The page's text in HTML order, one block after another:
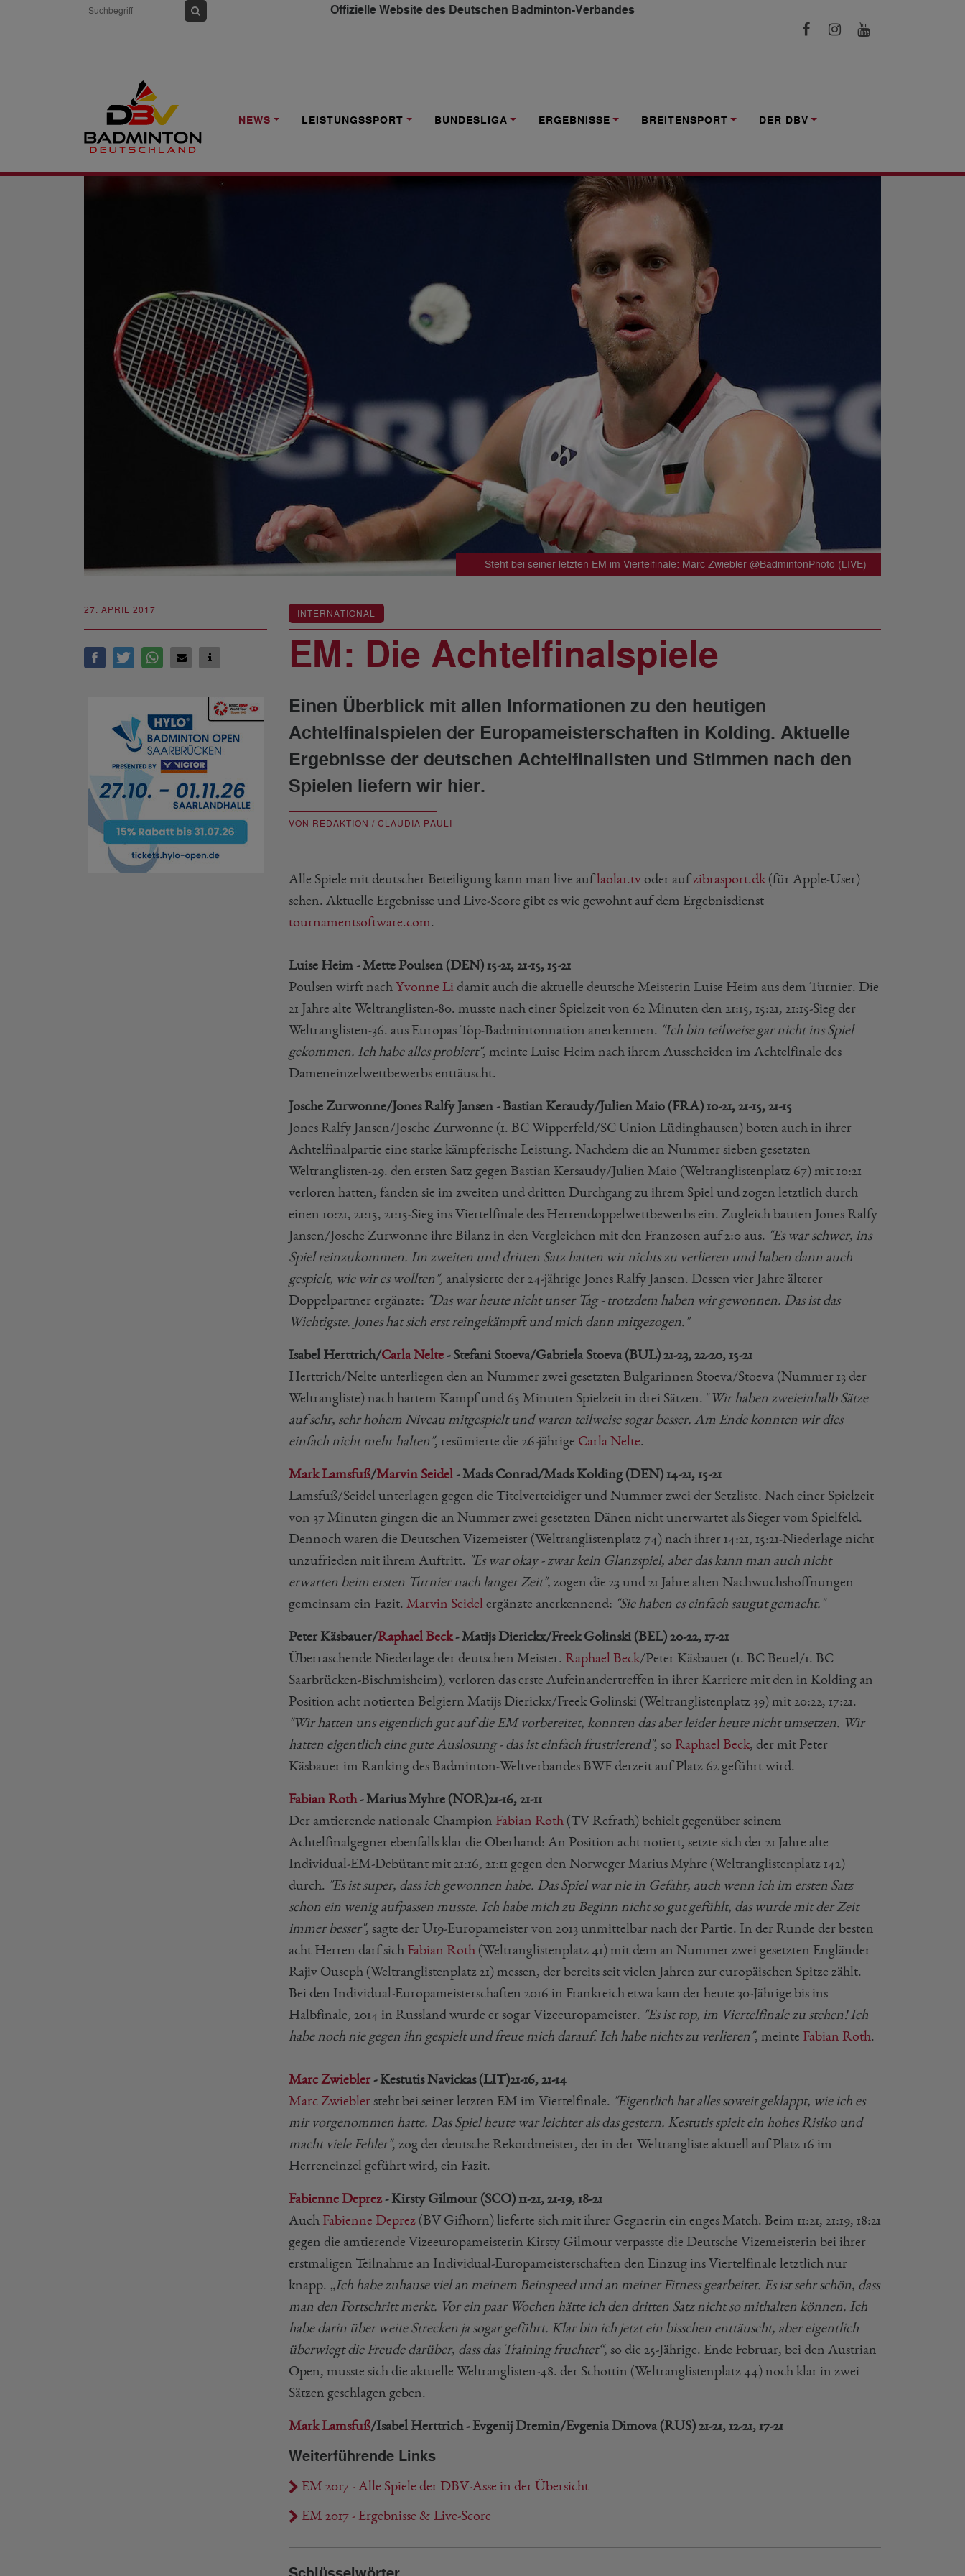
Offizielle Website des Deutschen Badminton-Verbandes
NEWS LEISTUNGSSPORT BUNDESLIGA ERGEBNISSE BREITENSPORT DER DBV
NEWS
Steht bei seiner letzten EM im Viertelfinale: Marc Zwiebler @BadmintonPhoto (LIVE)
27. APRIL 2017 INTERNATIONAL
EM: Die Achtelfinalspiele
Einen Überblick mit allen Informationen zu den heutigen
Achtelfinalspielen der Europameisterschaften in Kolding. Aktuelle
Ergebnisse der deutschen Achtelfinalisten und Stimmen nach den
Spielen liefern wir hier.
VON REDAKTION / CLAUDIA PAULI
Alle Spiele mit deutscher Beteiligung kann man live auflaola1.tv oder aufzibrasport.dk (für Apple-User)
sehen. Aktuelle Ergebnisse und Live-Score gibt es wie gewohnt auf dem Ergebnisdienst
tournamentsoftware.com.
Luise Heim - Mette Poulsen (DEN) 15-21, 21-15, 15-21
Poulsen wirft nach Yvonne Li damit auch die aktuelle deutsche Meisterin Luise Heim aus dem Turnier. Die
21 Jahre alte Weltranglisten-80. musste nach einer Spielzeit von 62 Minuten den 21:15, 15:21, 21:15-Sieg der
Weltranglisten-36. aus Europas Top-Badmintonnation anerkennen. "Ich bin teilweise gar nicht ins Spiel
gekommen. Ich habe alles probiert", meinte Luise Heim nach ihrem Ausscheiden im Achtelfinale des
Dameneinzelwettbewerbs enttäuscht.
Josche Zurwonne/Jones Ralfy Jansen - Bastian Keraudy/Julien Maio (FRA) 10-21, 21-15, 21-15
Jones Ralfy Jansen/Josche Zurwonne (1. BC Wipperfeld/SC Union Lüdinghausen) boten auch in ihrer
Achtelfinalpartie eine starke kämpferische Leistung. Nachdem die an Nummer sieben gesetzten
Weltranglisten-29. den ersten Satz gegen Bastian Kersaudy/Julien Maio (Weltranglistenplatz 67) mit 10:21
verloren hatten, fanden sie im zweiten und dritten Durchgang zu ihrem Spiel und zogen letztlich durch
einen 10:21, 21:15, 21:15-Sieg ins Viertelfinale des Herrendoppelwettbewerbs ein. Zugleich bauten Jones Ralfy
Jansen/Josche Zurwonne ihre Bilanz in den Vergleichen mit den Franzosen auf 2:0 aus. "Es war schwer, ins
Spiel reinzukommen. Im zweiten und dritten Satz hatten wir nichts zu verlieren und haben dann auch
gespielt, wie wir es wollten", analysierte der 24-jährige Jones Ralfy Jansen. Dessen vier Jahre älterer
Doppelpartner ergänzte: "Das war heute nicht unser Tag - trotzdem haben wir gewonnen. Das ist das
Wichtigste. Jones hat sich erst reingekämpft und mich dann mitgezogen."
Isabel Herttrich/Carla Nelte - Stefani Stoeva/Gabriela Stoeva (BUL) 21-23, 22-20, 15-21
Herttrich/Nelte unterliegen den an Nummer zwei gesetzten Bulgarinnen Stoeva/Stoeva (Nummer 13 der
Weltrangliste) nach hartem Kampf und 65 Minuten Spielzeit in drei Sätzen. "Wir haben zweieinhalb Sätze
auf sehr, sehr hohem Niveau mitgespielt und waren teilweise sogar besser. Am Ende konnten wir dies
einfach nicht mehr halten", resümierte die 26-jährige Carla Nelte.
Mark Lamsfuß/Marvin Seidel - Mads Conrad/Mads Kolding (DEN) 14-21, 15-21
Lamsfuß/Seidel unterlagen gegen die Titelverteidiger und Nummer zwei der Setzliste. Nach einer Spielzeit
von 37 Minuten gingen die an Nummer zwei gesetzten Dänen nicht unerwartet als Sieger vom Spielfeld.
Dennoch waren die Deutschen Vizemeister (Weltranglistenplatz 74) nach ihrer 14:21, 15:21-Niederlage nicht
unzufrieden mit ihrem Auftritt. "Es war okay - zwar kein Glanzspiel, aber das kann man auch nicht
erwarten beim ersten Turnier nach langer Zeit", zogen die 23 und 21 Jahre alten Nachwuchshoffnungen
gemeinsam ein Fazit. Marvin Seidel ergänzte anerkennend: "Sie haben es einfach saugut gemacht."
Peter Käsbauer/Raphael Beck- Matijs Dierickx/Freek Golinski (BEL) 20-22, 17-21
Überraschende Niederlage der deutschen Meister. Raphael Beck/Peter Käsbauer (1. BC Beuel/1. BC
Saarbrücken-Bischmisheim), verloren das erste Aufeinandertreffen in ihrer Karriere mit den in Kolding an
Position acht notierten Belgiern Matijs Dierickx/Freek Golinski (Weltranglistenplatz 39) mit 20:22, 17:21.
"Wir hatten uns eigentlich gut auf die EM vorbereitet, konnten das aber leider heute nicht umsetzen. Wir
hatten eigentlich eine gute Auslosung - das ist einfach frustrierend", so Raphael Beck, der mit Peter
Käsbauer im Ranking des Badminton-Weltverbandes BWF derzeit auf Platz 62 geführt wird.
Fabian Roth- Marius Myhre (NOR)21-16, 21-11
Der amtierende nationale Champion Fabian Roth (TV Refrath) behielt gegenüber seinem
Achtelfinalgegner ebenfalls klar die Oberhand: An Position acht notiert, setzte sich der 21 Jahre alte
Individual-EM-Debütant mit 21:16, 21:11 gegen den Norweger Marius Myhre (Weltranglistenplatz 142)
durch. "Es ist super, dass ich gewonnen habe. Das Spiel war nie in Gefahr, auch wenn ich im ersten Satz
schon ein wenig aufpassen musste. Ich habe mich zu Beginn nicht so gut gefühlt, das wurde mit der Zeit
immer besser", sagte der U19-Europameister von 2013 unmittelbar nach der Partie. In der Runde der besten
acht Herren darf sich Fabian Roth (Weltranglistenplatz 41) mit dem an Nummer zwei gesetzten Engländer
Rajiv Ouseph (Weltranglistenplatz 21) messen, der bereits seit vielen Jahren zur europäischen Spitze zählt.
Bei den Individual-Europameisterschaften 2016 in Frankreich etwa kam der heute 30-Jährige bis ins
Halbfinale, 2014 in Russland wurde er sogar Vizeeuropameister. "Es ist top, im Viertelfinale zu stehen! Ich
habe noch nie gegen ihn gespielt und freue mich darauf. Ich habe nichts zu verlieren", meinte Fabian Roth.
Marc Zwiebler - Kestutis Navickas (LIT)21-16, 21-14
Marc Zwiebler steht bei seiner letzten EM im Viertelfinale. "Eigentlich hat alles soweit geklappt, wie ich es
mir vorgenommen hatte. Das Spiel heute war leichter als das gestern. Kestutis spielt ein hohes Risiko und
macht viele Fehler", zog der deutsche Rekordmeister, der in der Weltrangliste aktuell auf Platz 16 im
Herreneinzel geführt wird, ein Fazit.
Fabienne Deprez - Kirsty Gilmour (SCO) 11-21, 21-19, 18-21
Auch Fabienne Deprez (BV Gifhorn) lieferte sich mit ihrer Gegnerin ein enges Match. Beim 11:21, 21:19, 18:21
gegen die amtierende Vizeeuropameisterin Kirsty Gilmour verpasste die Deutsche Vizemeisterin bei ihrer
erstmaligen Teilnahme an Individual-Europameisterschaften den Einzug ins Viertelfinale letztlich nur
knapp. „Ich habe zuhause viel an meinem Beinspeed und an meiner Fitness gearbeitet. Es ist sehr schön, dass
man den Fortschritt merkt. Vor ein paar Wochen hätte ich den dritten Satz nicht so mithalten können. Ich
habe darin über weite Strecken ja sogar geführt. Klar bin ich jetzt ein bisschen enttäuscht, aber eigentlich
überwiegt die Freude darüber, dass das Training fruchtet“, so die 25-Jährige. Ende Februar, bei den Austrian
Open, musste sich die aktuelle Weltranglisten-48. der Schottin (Weltranglistenplatz 44) noch klar in zwei
Sätzen geschlagen geben.
Mark Lamsfuß/Isabel Herttrich - Evgenij Dremin/Evgenia Dimova (RUS) 21-21, 12-21, 17-21
Weiterführende Links
EM 2017 - Alle Spiele der DBV-Asse in der Übersicht
EM 2017 - Ergebnisse & Live-Score